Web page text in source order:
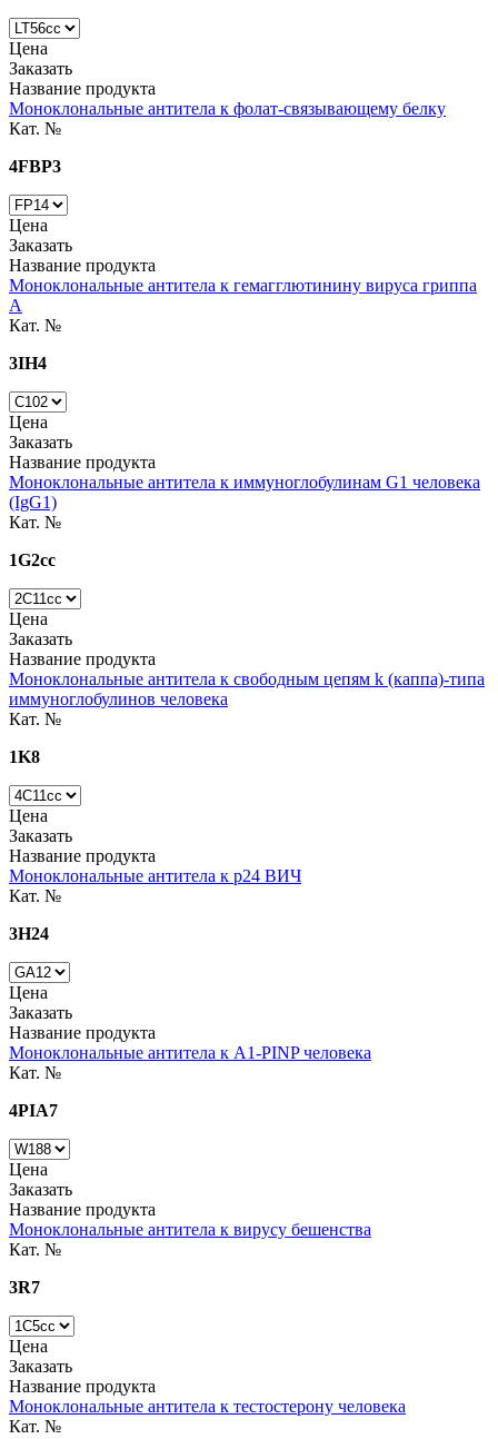
Цена
Заказать
Название продукта
Моноклональные антитела к фолат-связывающему белку
Кат. №
4FBP3
Цена
Заказать
Название продукта
Моноклональные антитела к гемагглютинину вируса гриппа
A
Кат. №
3IH4
Цена
Заказать
Название продукта
Моноклональные антитела к иммуноглобулинам G1 человека
(IgG1)
Кат. №
1G2cc
Цена
Заказать
Название продукта
Моноклональные антитела к свободным цепям k (каппа)-типа
иммуноглобулинов человека
Кат. №
1K8
Цена
Заказать
Название продукта
Моноклональные антитела к р24 ВИЧ
Кат. №
3H24
Цена
Заказать
Название продукта
Моноклональные антитела к A1-PINP человека
Кат. №
4PIA7
Цена
Заказать
Название продукта
Моноклональные антитела к вирусу бешенства
Кат. №
3R7
Цена
Заказать
Название продукта
Моноклональные антитела к тестостерону человека
Кат. №